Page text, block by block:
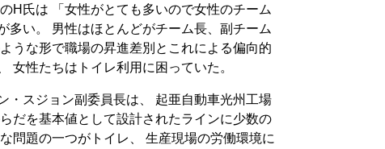
H氏は 「女性がとても多いので女性のチーム
多い。 男性はほとんどがチーム長、副チーム
うな形で職場の昇進差別とこれによる偏向的
女性たちはトイレ利用に困っていた。
・スジョン副委員長は、 起亜自動車光州工場
だを基本値として設計されたラインに少数の
問題の一つがトイレ、 生産現場の労働環境に